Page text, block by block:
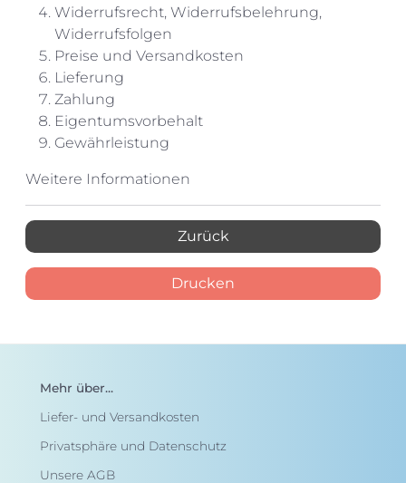
Widerrufsrecht, Widerrufsbelehrung,
Widerrufsfolgen
Preise und Versandkosten
Lieferung
Zahlung
Eigentumsvorbehalt
Gewährleistung
Weitere Informationen
Zurück
Drucken
Mehr über...
Liefer- und Versandkosten
Privatsphäre und Datenschutz
Unsere AGB